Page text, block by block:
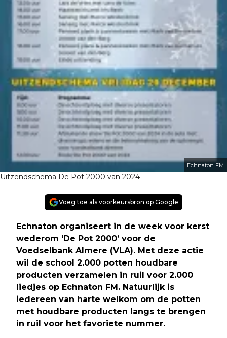
Echnaton FM
Uitzendschema De Pot 2000 van 2024
Voeg toe als voorkeursbron op Google
Echnaton organiseert in de week voor kerst
wederom ‘De Pot 2000’ voor de
Voedselbank Almere (VLA). Met deze actie
wil de school 2.000 potten houdbare
producten verzamelen in ruil voor 2.000
liedjes op Echnaton FM. Natuurlijk is
iedereen van harte welkom om de potten
met houdbare producten langs te brengen
in ruil voor het favoriete nummer.